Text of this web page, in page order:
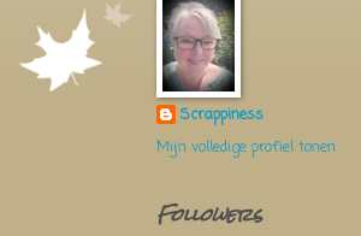
Scrappiness
Mijn volledige profiel tonen
Followers